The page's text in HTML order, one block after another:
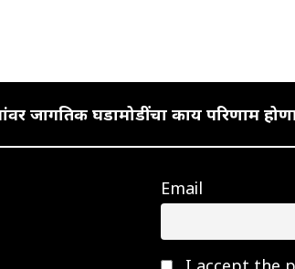
जागतिक घडामोडींचा काय परिणाम
Email
I accept the